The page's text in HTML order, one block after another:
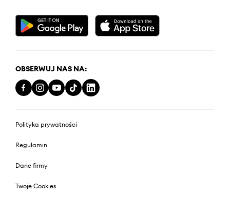
OBSERWUJ NAS NA:
Polityka prywatności
Regulamin
Dane firmy
Twoje Cookies